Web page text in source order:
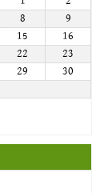
8
9
15
16
22
23
29
30